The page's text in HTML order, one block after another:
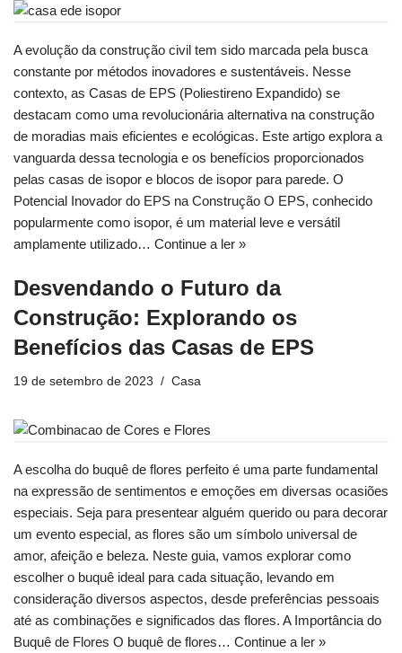
A evolução da construção civil tem sido marcada pela busca
constante por métodos inovadores e sustentáveis. Nesse
contexto, as Casas de EPS (Poliestireno Expandido) se
destacam como uma revolucionária alternativa na construção
de moradias mais eficientes e ecológicas. Este artigo explora a
vanguarda dessa tecnologia e os benefícios proporcionados
pelas casas de isopor e blocos de isopor para parede. O
Potencial Inovador do EPS na Construção O EPS, conhecido
popularmente como isopor, é um material leve e versátil
amplamente utilizado… Continue a ler »
Desvendando o Futuro da
Construção: Explorando os
Benefícios das Casas de EPS
19 de setembro de 2023 Casa
A escolha do buquê de flores perfeito é uma parte fundamental
na expressão de sentimentos e emoções em diversas ocasiões
especiais. Seja para presentear alguém querido ou para decorar
um evento especial, as flores são um símbolo universal de
amor, afeição e beleza. Neste guia, vamos explorar como
escolher o buquê ideal para cada situação, levando em
consideração diversos aspectos, desde preferências pessoais
até as combinações e significados das flores. A Importância do
Buquê de Flores O buquê de flores… Continue a ler »